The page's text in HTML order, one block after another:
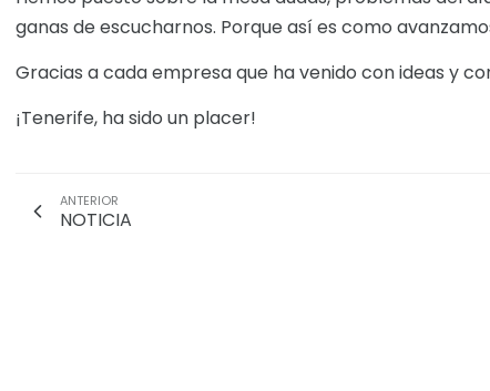
ganas de escucharnos. Porque así es como
Gracias a cada empresa que ha venido con ideas y
¡Tenerife, ha sido un placer!
ANTERIOR
NOTICIA